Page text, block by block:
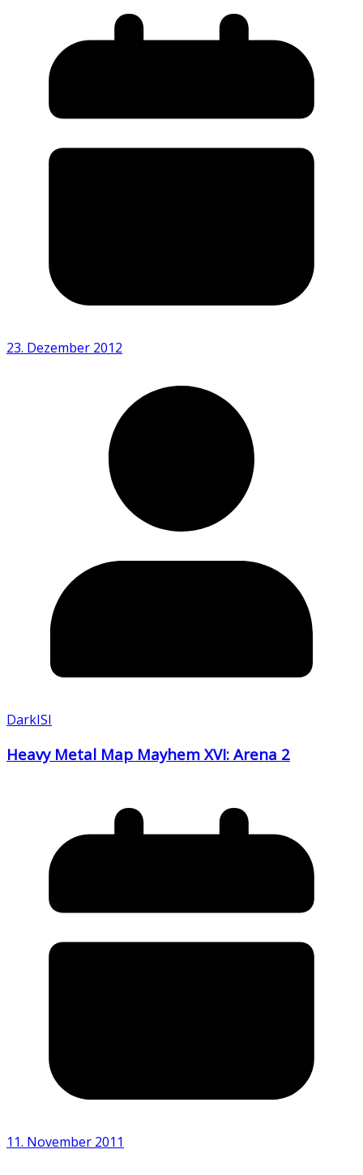
23. Dezember 2012
DarkISI
Heavy Metal Map Mayhem XVI: Arena 2
11. November 2011